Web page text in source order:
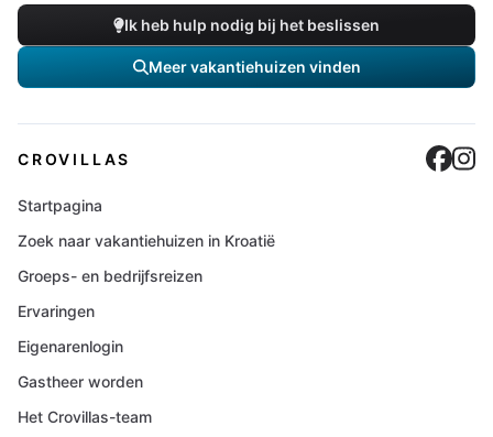
Ik heb hulp nodig bij het beslissen
Meer vakantiehuizen vinden
CROVILLAS
Startpagina
Zoek naar vakantiehuizen in Kroatië
Groeps- en bedrijfsreizen
Ervaringen
Eigenarenlogin
Gastheer worden
Het Crovillas-team